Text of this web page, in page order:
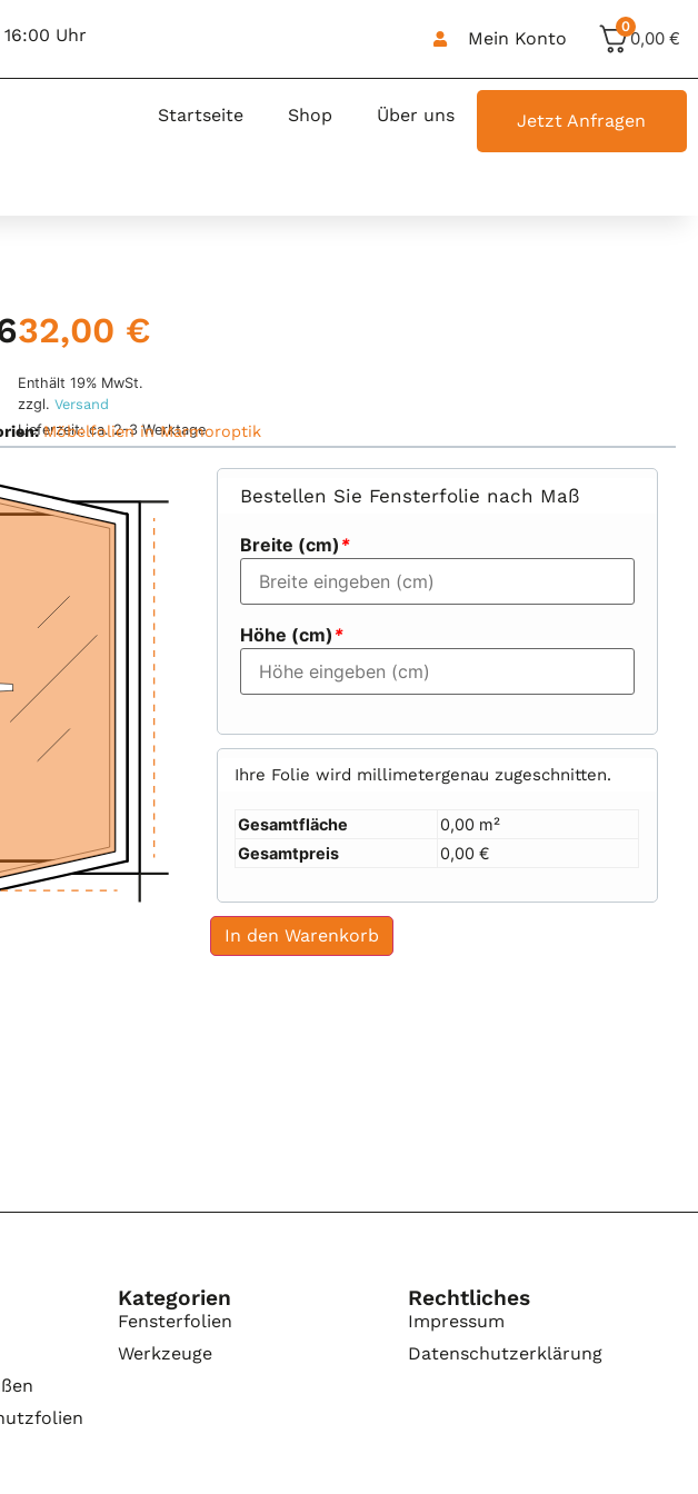
Uhr Mein Konto
0
0,00€
Startseite Shop Über uns Jetzt Anfragen
32,00 €
Enthält 19% MwSt.
zzgl. Versand
Lieferzeit: ca. 2-3 Werktage
Möbelfolien in Marmoroptik
Bestellen Sie Fensterfolie nach Maß
Breite (cm) *
Höhe (cm) *
Ihre Folie wird millimetergenau zugeschnitten.
Gesamtfläche
0,00 m²
Gesamtpreis
0,00 €
In den Warenkorb
Kategorien
Fensterfolien
Werkzeuge
Rechtliches
Impressum
Datenschutzerklärung